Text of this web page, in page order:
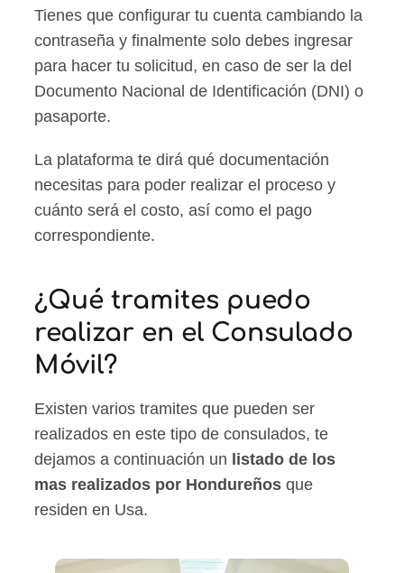
Tienes que configurar tu cuenta cambiando la
contraseña y finalmente solo debes ingresar
para hacer tu solicitud, en caso de ser la del
Documento Nacional de Identificación (DNI) o
pasaporte.
La plataforma te dirá qué documentación
necesitas para poder realizar el proceso y
cuánto será el costo, así como el pago
correspondiente.
¿Qué tramites puedo
realizar en el Consulado
Móvil?
Existen varios tramites que pueden ser
realizados en este tipo de consulados, te
dejamos a continuación un listado de los
mas realizados por Hondureños que
residen en Usa.